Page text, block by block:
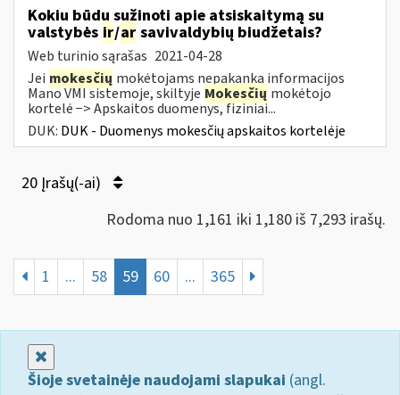
Kokiu būdu sužinoti apie atsiskaitymą su
valstybės ir/ar savivaldybių biudžetais?
Web turinio sąrašas 2021-04-28
Jei mokesčių mokėtojams nepakanka informacijos
Mano VMI sistemoje, skiltyje Mokesčių mokėtojo
kortelė −> Apskaitos duomenys, fiziniai...
DUK: DUK - Duomenys mokesčių apskaitos kortelėje
20 Įrašų(-ai)
Rodoma nuo 1,161 iki 1,180 iš 7,293 irašų.
1 ... 58 59 60 ... 365
Šioje svetainėje naudojami slapukai (angl.